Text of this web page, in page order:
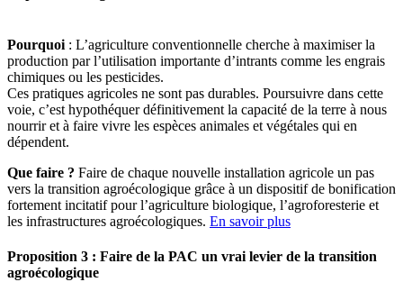
Pourquoi : L’agriculture conventionnelle cherche à maximiser la
production par l’utilisation importante d’intrants comme les engrais
chimiques ou les pesticides.
Ces pratiques agricoles ne sont pas durables. Poursuivre dans cette
voie, c’est hypothéquer définitivement la capacité de la terre à nous
nourrir et à faire vivre les espèces animales et végétales qui en
dépendent.
Que faire ? Faire de chaque nouvelle installation agricole un pas
vers la transition agroécologique grâce à un dispositif de bonification
fortement incitatif pour l’agriculture biologique, l’agroforesterie et
les infrastructures agroécologiques. En savoir plus
Proposition 3 : Faire de la PAC un vrai levier de la transition
agroécologique